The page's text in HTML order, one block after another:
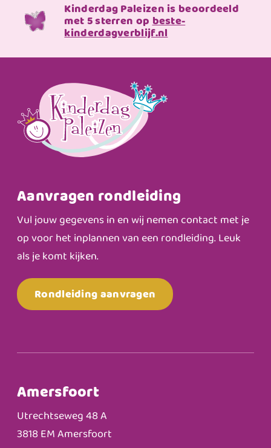
Kinderdag Paleizen is beoordeeld
met 5 sterren opbeste-
kinderdagverblijf.nl
Aanvragen rondleiding
Vul jouw gegevens in en wij nemen contact met je
op voor het inplannen van een rondleiding. Leuk
als je komt kijken.
Rondleiding aanvragen
Amersfoort
Utrechtseweg 48 A
3818 EM Amersfoort